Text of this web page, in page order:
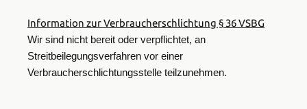
Information zur Verbraucherschlichtung § 36 VSBG
Wir sind nicht bereit oder verpflichtet, an
Streitbeilegungsverfahren vor einer
Verbraucherschlichtungsstelle teilzunehmen.